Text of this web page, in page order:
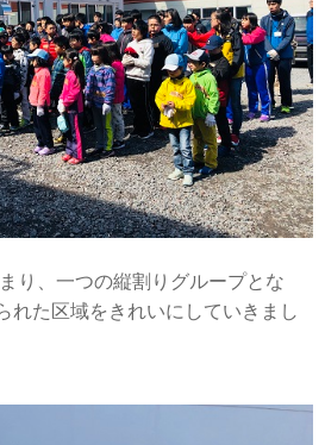
り、一つの縦割りグループとな
れた区域をきれいにしていきまし